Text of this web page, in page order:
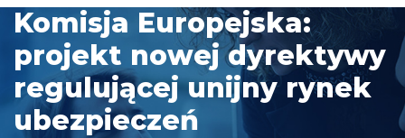
Komisja Europejska:
projekt nowej dyrektywy
regulującej unijny rynek
ubezpieczeń